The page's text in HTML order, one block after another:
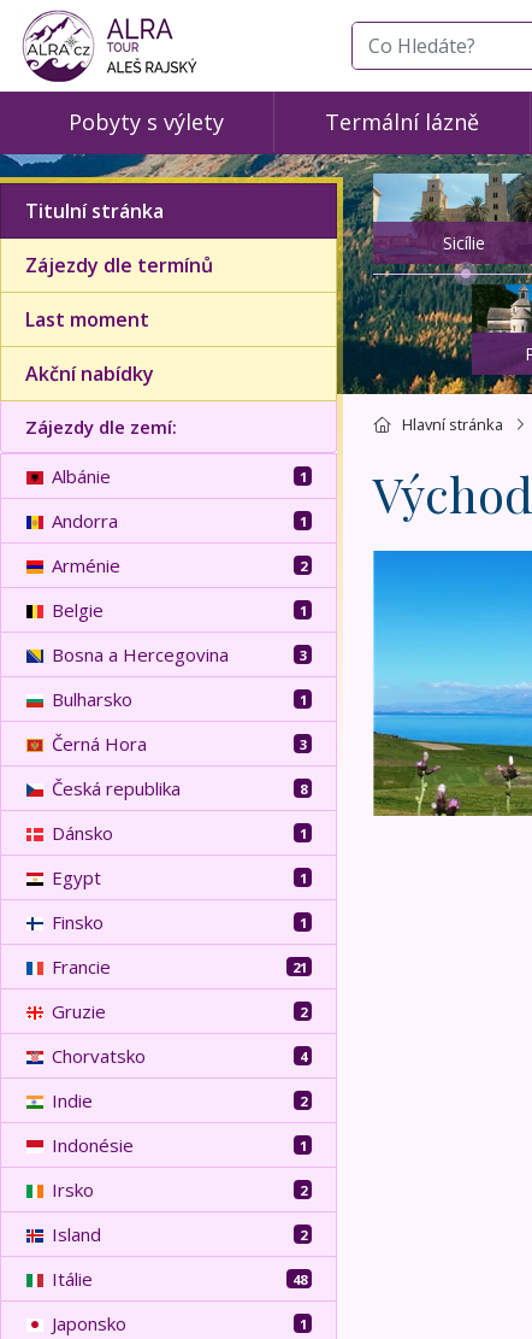
co hledáte
Pobyty s výlety Termální lázně
Titulní stránka
Zájezdy dle termínů
Last moment
Akční nabídky
Zájezdy dle zemí:
Albánie 1
Andorra 1
Arménie 2
Belgie 1
Bosna a Hercegovina 3
Bulharsko 1
Černá Hora 3
Česká republika 8
Dánsko 1
Egypt 1
Finsko 1
Francie 21
Gruzie 2
Chorvatsko 4
Indie 2
Indonésie 1
Irsko 2
Island 2
Itálie 48
Japonsko 1
Sicílie
Hlavní stránka
Východní